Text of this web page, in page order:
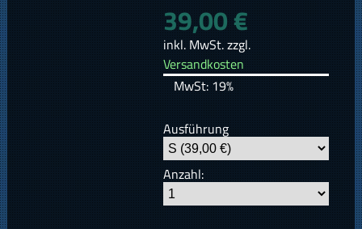
39,00 €
inkl. MwSt. zzgl.
Versandkosten
MwSt: 19%
Ausführung
Anzahl: